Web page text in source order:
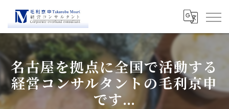
名古屋を拠点に全国で活動する
経営コンサルタントの毛利京申
です...